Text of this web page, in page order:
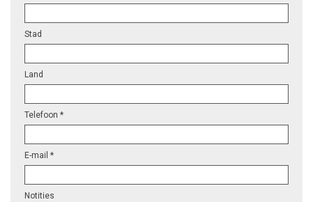
Stad
Land
Telefoon *
E-mail *
Notities